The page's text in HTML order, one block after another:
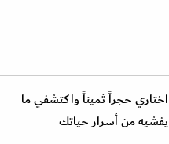
اختاري حجراً ثميناً واكتشفي ما
يفشيه من أسرار حياتك